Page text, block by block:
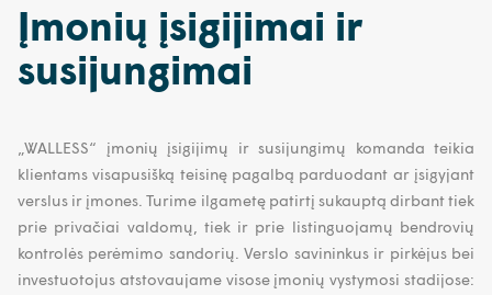
Įmonių įsigijimai ir
susijungimai
„WALLESS“ įmonių įsigijimų ir susijungimų komanda teikia
klientams visapusišką teisinę pagalbą parduodant ar įsigyjant
verslus ir įmones. Turime ilgametę patirtį sukauptą dirbant tiek
prie privačiai valdomų, tiek ir prie listinguojamų bendrovių
kontrolės perėmimo sandorių. Verslo savininkus ir pirkėjus bei
investuotojus atstovaujame visose įmonių vystymosi stadijose: